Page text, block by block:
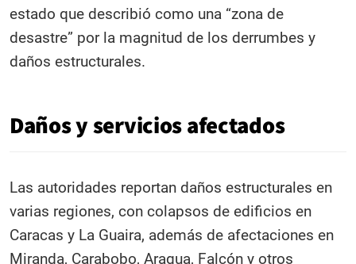
estado que describió como una “zona de
desastre” por la magnitud de los derrumbes y
daños estructurales.
Daños y servicios afectados
Las autoridades reportan daños estructurales en
varias regiones, con colapsos de edificios en
Caracas y La Guaira, además de afectaciones en
Miranda, Carabobo, Aragua, Falcón y otros